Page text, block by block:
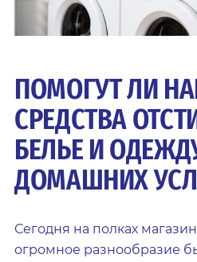
ПОМОГУТ ЛИ
СРЕДСТВА
БЕЛЬЕ И
ДОМАШНИХ
Сегодня на полках
огромное разнообразие